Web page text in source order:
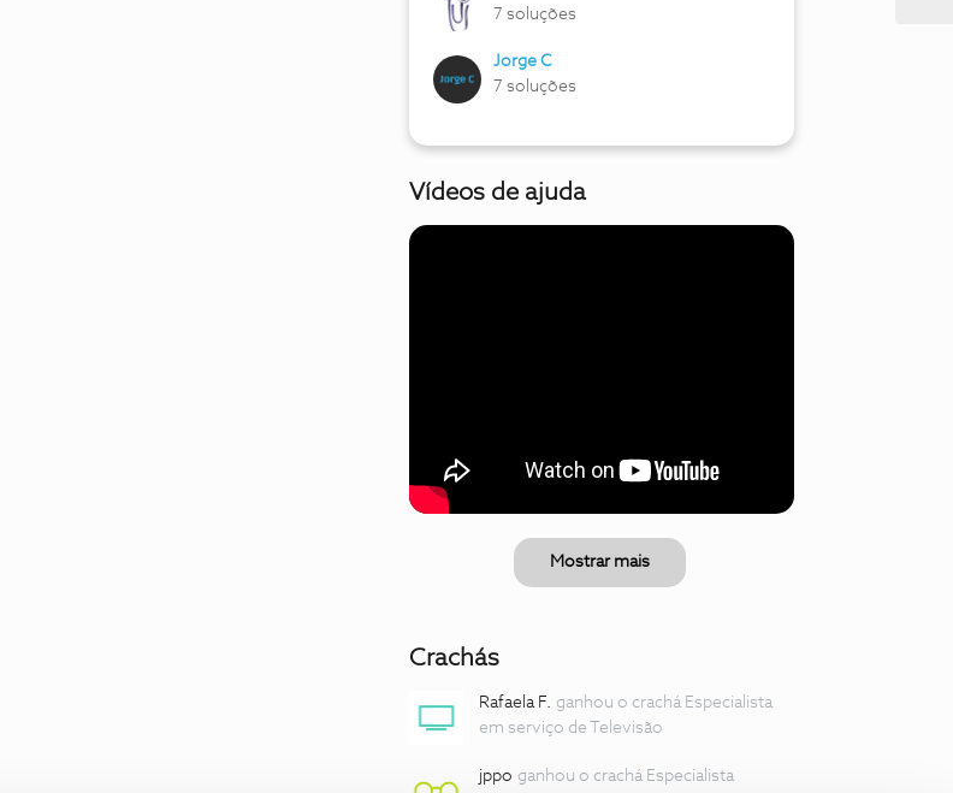
7 soluções
Jorge C
7 soluções
Vídeos de ajuda
Mostrar mais
Crachás
Rafaela F. ganhou o crachá Especialista
em serviço de Televisão
jppo ganhou o crachá Especialista